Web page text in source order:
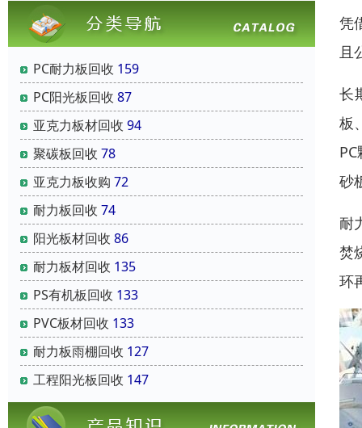
PC耐力板回收 159
PC阳光板回收 87
亚克力板材回收 94
聚碳板回收 78
亚克力板收购 72
耐力板回收 74
阳光板材回收 86
耐力板材回收 135
PS有机板回收 133
PVC板材回收 133
耐力板雨棚回收 127
工程阳光板回收 147
凭
且
长
板
砂
耐
焚
环